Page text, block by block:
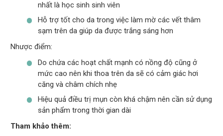
nhất là học sinh sinh viên
Hỗ trợ tốt cho da trong việc làm mờ các vết thâm
sạm trên da giúp da được trắng sáng hơn
Nhược điểm:
Do chứa các hoạt chất mạnh có nồng độ cũng ở
mức cao nên khi thoa trên da sẽ có cảm giác hơi
căng và châm chích nhẹ
Hiệu quả điều trị mụn còn khá chậm nên cần sử dụng
sản phẩm trong thời gian dài
Tham khảo thêm: